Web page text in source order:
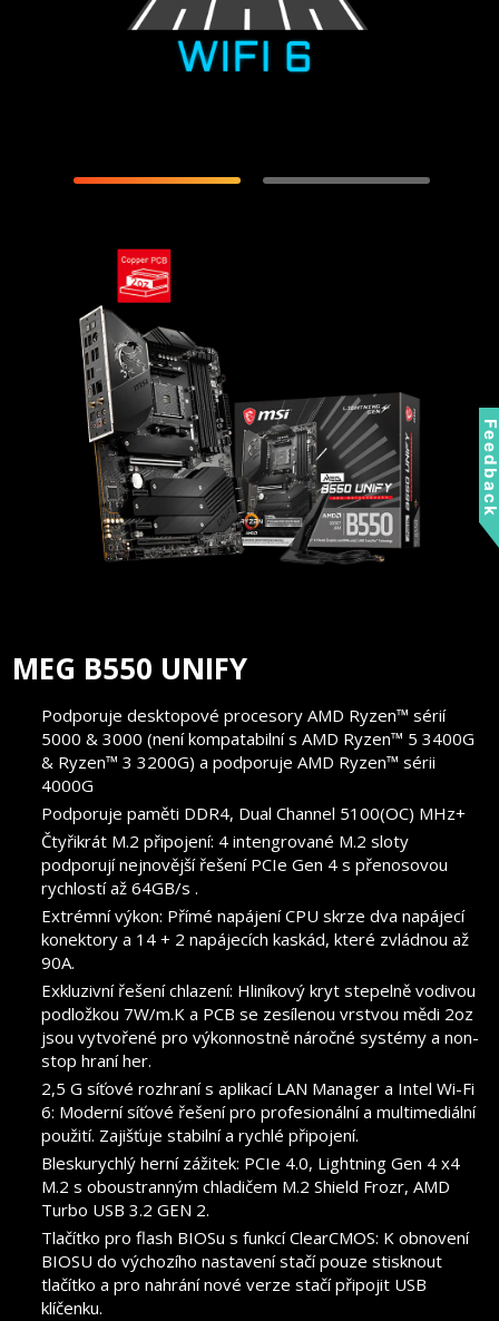
MEG B550 UNIFY
Podporuje desktopové procesory AMD Ryzen™ sérií
5000 & 3000 (není kompatabilní s AMD Ryzen™ 5 3400G
& Ryzen™ 3 3200G) a podporuje AMD Ryzen™ sérii
4000G
Podporuje paměti DDR4, Dual Channel 5100(OC) MHz+
Čtyřikrát M.2 připojení: 4 intengrované M.2 sloty
podporují nejnovější řešení PCIe Gen 4 s přenosovou
rychlostí až 64GB/s .
Extrémní výkon: Přímé napájení CPU skrze dva napájecí
konektory a 14 + 2 napájecích kaskád, které zvládnou až
90A.
Exkluzivní řešení chlazení: Hliníkový kryt stepelně vodivou
podložkou 7W/m.K a PCB se zesílenou vrstvou mědi 2oz
jsou vytvořené pro výkonnostně náročné systémy a non-
stop hraní her.
2,5 G síťové rozhraní s aplikací LAN Manager a Intel Wi-Fi
6: Moderní síťové řešení pro profesionální a multimediální
použití. Zajišťuje stabilní a rychlé připojení.
Bleskurychlý herní zážitek: PCIe 4.0, Lightning Gen 4 x4
M.2 s oboustranným chladičem M.2 Shield Frozr, AMD
Turbo USB 3.2 GEN 2.
Tlačítko pro flash BIOSu s funkcí ClearCMOS: K obnovení
BIOSU do výchozího nastavení stačí pouze stisknout
tlačítko a pro nahrání nové verze stačí připojit USB
klíčenku.